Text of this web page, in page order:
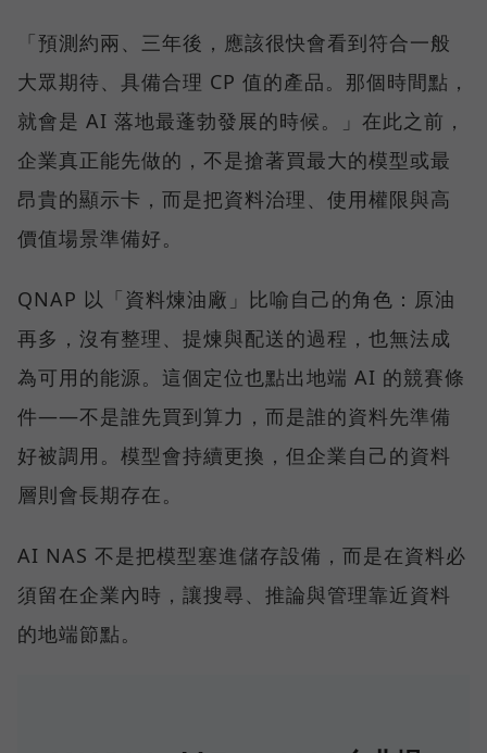
「預測約兩、三年後，應該很快會看到符合一般
大眾期待、具備合理 CP 值的產品。那個時間點，
就會是 AI 落地最蓬勃發展的時候。」在此之前，
企業真正能先做的，不是搶著買最大的模型或最
昂貴的顯示卡，而是把資料治理、使用權限與高
價值場景準備好。
QNAP 以「資料煉油廠」比喻自己的角色：原油
再多，沒有整理、提煉與配送的過程，也無法成
為可用的能源。這個定位也點出地端 AI 的競賽條
件——不是誰先買到算力，而是誰的資料先準備
好被調用。模型會持續更換，但企業自己的資料
層則會長期存在。
AI NAS 不是把模型塞進儲存設備，而是在資料必
須留在企業內時，讓搜尋、推論與管理靠近資料
的地端節點。